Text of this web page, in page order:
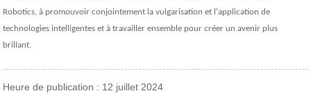
Robotics, à promouvoir conjointement la vulgarisation et l'application de
technologies intelligentes et à travailler ensemble pour créer un avenir plus
brillant.
Heure de publication : 12 juillet 2024